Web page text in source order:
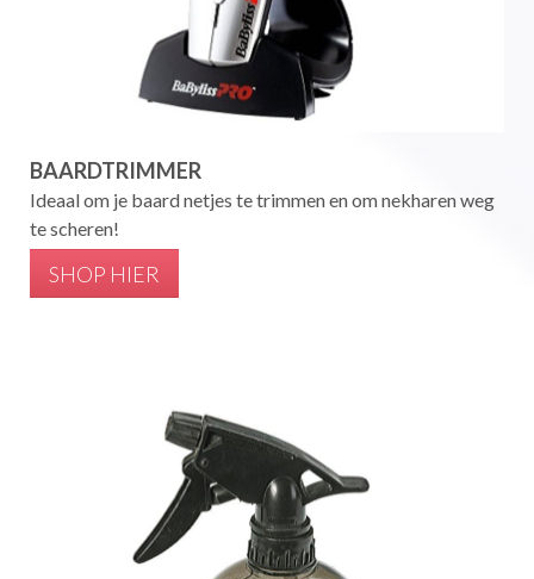
BAARDTRIMMER
Ideaal om je baard netjes te trimmen en om nekharen weg
te scheren!
SHOP HIER